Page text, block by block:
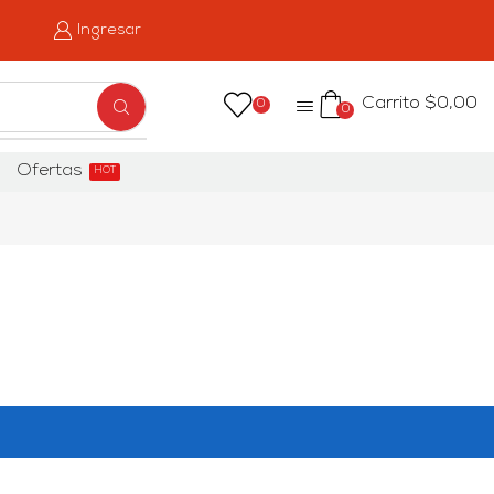
Ingresar
0 0 Carrito $0,00
Ofertas HOT